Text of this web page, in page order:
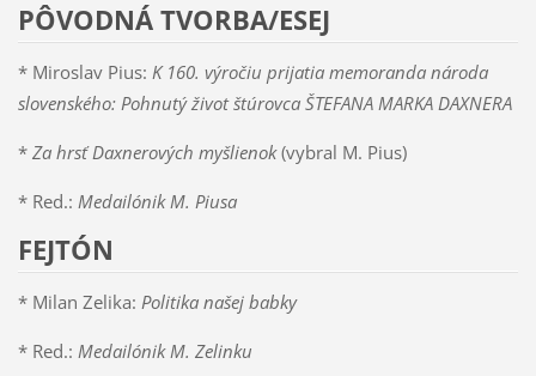
PÔVODNÁ TVORBA/ESEJ
* Miroslav Pius: K 160. výročiu prijatia memoranda národa
slovenského: Pohnutý život štúrovca ŠTEFANA MARKA DAXNERA
* Za hrsť Daxnerových myšlienok(vybral M. Pius)
* Red.: Medailónik M. Piusa
FEJTÓN
* Milan Zelika: Politika našej babky
* Red.: Medailónik M. Zelinku